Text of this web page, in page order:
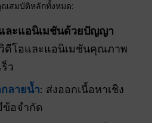
ณสมบัติหลักทั้งหมด:
ละแอนิเมชันด้วยปัญญา
ดีโอและแอนิเมชันคุณภาพ
ว
ลายน้ำ: ส่งออกเนื้อหาเชิง
อจำกัด